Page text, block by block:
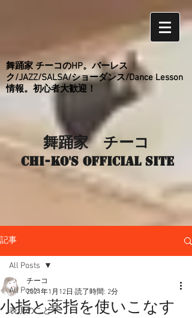
舞踊家 チーコのHP。バーレス
ク/JAZZ/SALSA/ショーダンス/Dance Lesson
情報。初心者大歓迎！
舞踊家 チーコ
Chi-ko's Official site
記事
All Posts
表現のこと
All Posts
小指と薬指を使いこなす
チーコ
2021年1月12日 読了時間: 2分